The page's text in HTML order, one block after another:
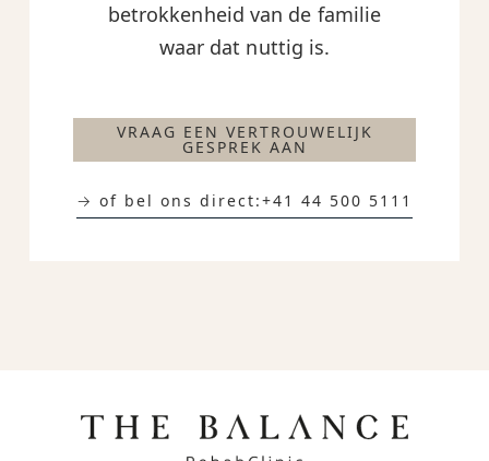
betrokkenheid van de familie
waar dat nuttig is.
VRAAG EEN VERTROUWELIJK
GESPREK AAN
→ of bel ons direct:+41 44 500 5111